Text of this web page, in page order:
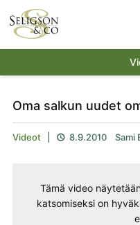
Oma salkun uudet
Videot 8.9.2010 Sami
Tämä video
katsomiseksi on